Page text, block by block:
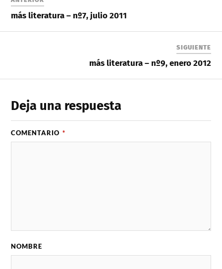
más literatura – nº7, julio 2011
SIGUIENTE
más literatura – nº9, enero 2012
Deja una respuesta
COMENTARIO *
NOMBRE